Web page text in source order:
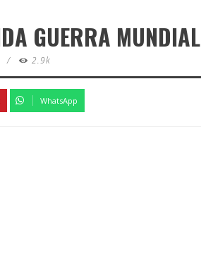
GUERRA MUNDIAL
/ 2.9k
WhatsApp